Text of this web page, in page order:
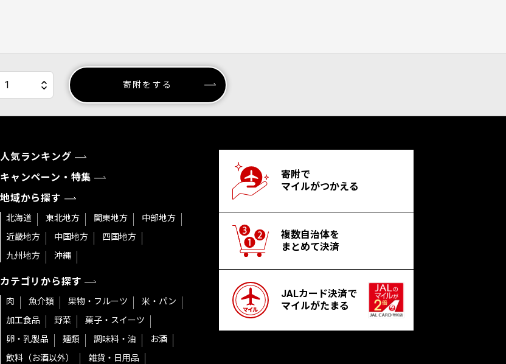
寄附をする
人気ランキング
キャンペーン・特集
地域から探す
北海道 東北地方 関東地方
中部地方
近畿地方
中国地方
四国地方
九州地方
沖縄
カテゴリから探す
肉 魚介類 果物・フルーツ
米・パン
加工食品
野菜
菓子・スイーツ
卵・乳製品
麺類 調味料・油
お酒
飲料（お酒以外）
雑貨・日用品
寄附で
マイルがつかえる
複数自治体を
まとめて決済
JALカード決済で
マイルがたまる